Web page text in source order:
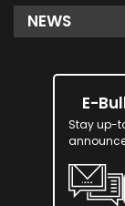
NEWS
E-
Stay up-